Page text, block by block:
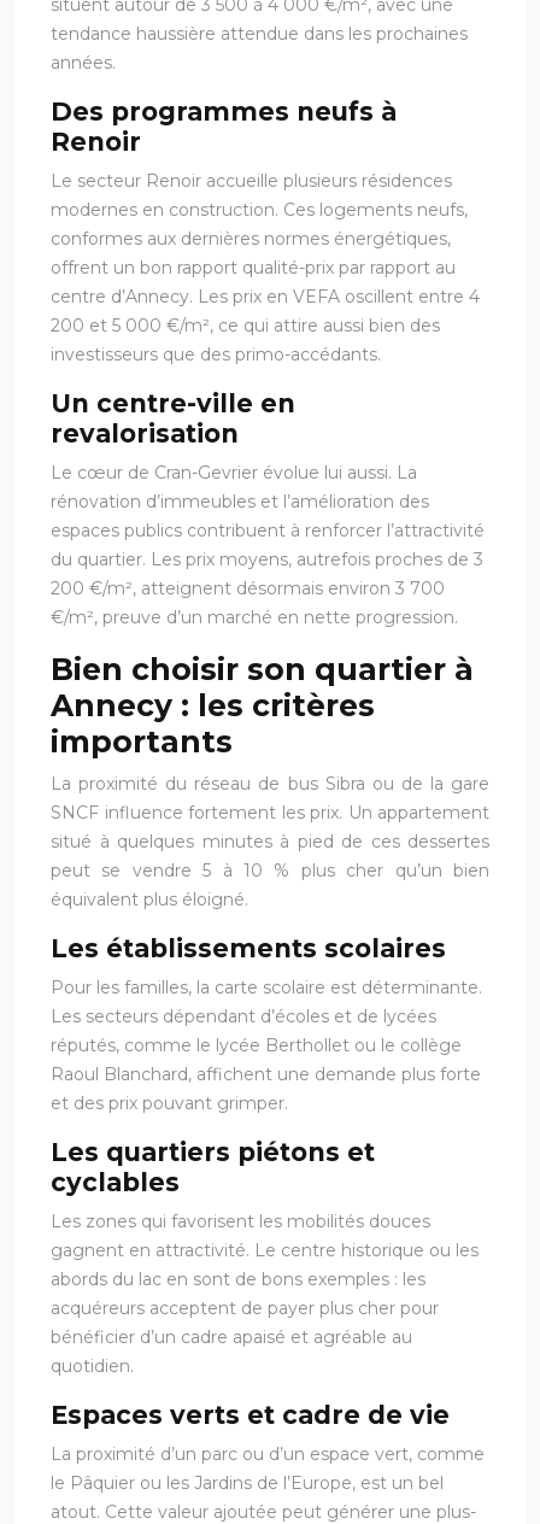
tendance haussière attendue dans les prochaines
années.
Des programmes neufs à
Renoir
Le secteur Renoir accueille plusieurs résidences
modernes en construction. Ces logements neufs,
conformes aux dernières normes énergétiques,
offrent un bon rapport qualité-prix par rapport au
centre d’Annecy. Les prix en VEFA oscillent entre 4
200 et 5 000 €/m², ce qui attire aussi bien des
investisseurs que des primo-accédants.
Un centre-ville en
revalorisation
Le cœur de Cran-Gevrier évolue lui aussi. La
rénovation d’immeubles et l’amélioration des
espaces publics contribuent à renforcer l’attractivité
du quartier. Les prix moyens, autrefois proches de 3
200 €/m², atteignent désormais environ 3 700
€/m², preuve d’un marché en nette progression.
Bien choisir son quartier à
Annecy : les critères
importants
La proximité du réseau de bus Sibra ou de la gare
SNCF influence fortement les prix. Un appartement
situé à quelques minutes à pied de ces dessertes
peut se vendre 5 à 10 % plus cher qu’un bien
équivalent plus éloigné.
Les établissements scolaires
Pour les familles, la carte scolaire est déterminante.
Les secteurs dépendant d’écoles et de lycées
réputés, comme le lycée Berthollet ou le collège
Raoul Blanchard, affichent une demande plus forte
et des prix pouvant grimper.
Les quartiers piétons et
cyclables
Les zones qui favorisent les mobilités douces
gagnent en attractivité. Le centre historique ou les
abords du lac en sont de bons exemples : les
acquéreurs acceptent de payer plus cher pour
bénéficier d’un cadre apaisé et agréable au
quotidien.
Espaces verts et cadre de vie
La proximité d’un parc ou d’un espace vert, comme
le Pâquier ou les Jardins de l’Europe, est un bel
atout. Cette valeur ajoutée peut générer une plus-